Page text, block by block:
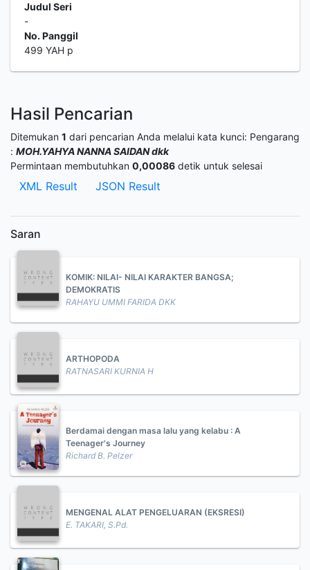
Judul Seri
-
No. Panggil
499 YAH p
Hasil Pencarian
Ditemukan 1 dari pencarian Anda melalui kata kunci: Pengarang
: MOH.YAHYA NANNA SAIDAN dkk
Permintaan membutuhkan 0,00086 detik untuk selesai
XML Result JSON Result
Saran
KOMIK: NILAI- NILAI KARAKTER BANGSA;
DEMOKRATIS
RAHAYU UMMI FARIDA DKK
ARTHOPODA
RATNASARI KURNIA H
Berdamai dengan masa lalu yang kelabu : A
Teenager's Journey
Richard B. Pelzer
MENGENAL ALAT PENGELUARAN (EKSRESI)
E. TAKARI, S.Pd.